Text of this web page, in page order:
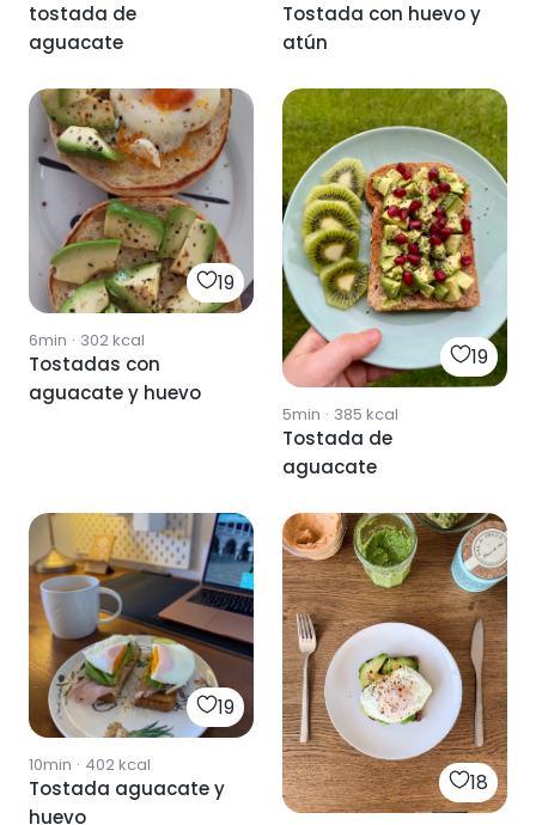
tostada de
aguacate
Tostada con huevo y
atún
19
6min · 302kcal
Tostadas con
aguacate y huevo
19
5min · 385 kcal
Tostada de
aguacate
19
10min · 402kcal
Tostada aguacate y
huevo
18